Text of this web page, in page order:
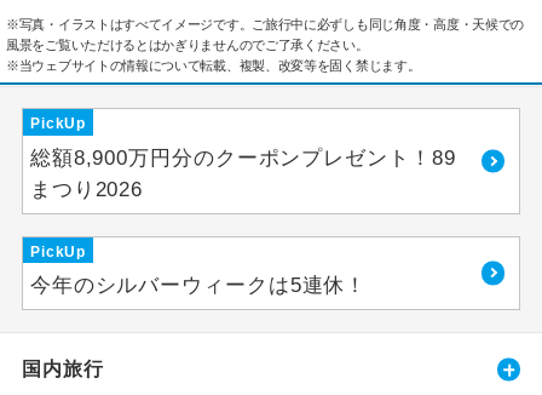
※写真・イラストはすべてイメージです。ご旅行中に必ずしも同じ角度・高度・天候での
風景をご覧いただけるとはかぎりませんのでご了承ください。
※当ウェブサイトの情報について転載、複製、改変等を固く禁じます。
PickUp
総額8,900万円分のクーポンプレゼント！89
まつり2026
PickUp
今年のシルバーウィークは5連休！
国内旅行